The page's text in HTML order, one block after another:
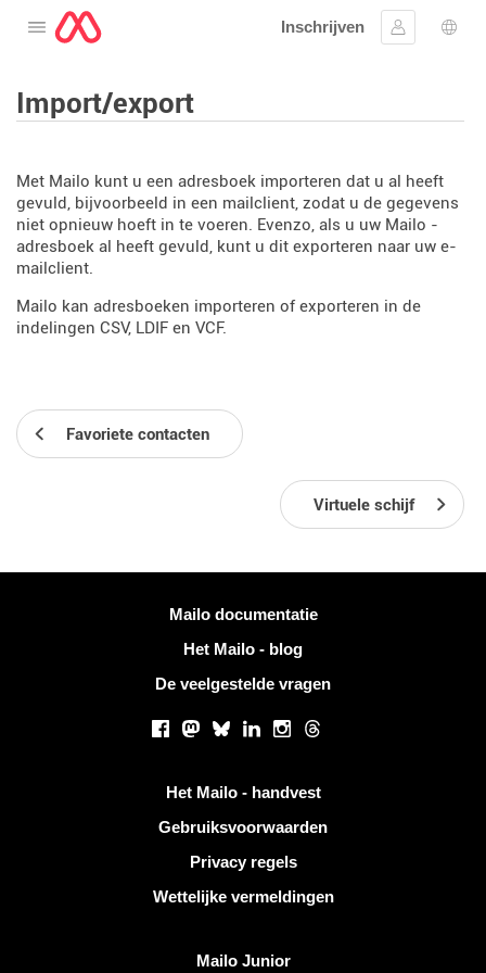
Open het menu
Inschrijven
Aanmelden
Taal
Import/export
Met Mailo kunt u een adresboek importeren dat u al heeft
gevuld, bijvoorbeeld in een mailclient, zodat u de gegevens
niet opnieuw hoeft in te voeren. Evenzo, als u uw Mailo -
adresboek al heeft gevuld, kunt u dit exporteren naar uw e-
mailclient.
Mailo kan adresboeken importeren of exporteren in de
indelingen CSV, LDIF en VCF.
Favoriete contacten
Virtuele schijf
Mailo documentatie
Het Mailo - blog
De veelgestelde vragen
Facebook
Mastodon
BlueskyLinkedInInstagram
Threads
Het Mailo - handvest
Gebruiksvoorwaarden
Privacy regels
Wettelijke vermeldingen
Mailo Junior